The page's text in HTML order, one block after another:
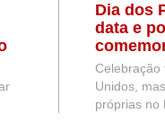
Dia dos
data e
Celebração
Unidos,
próprias no